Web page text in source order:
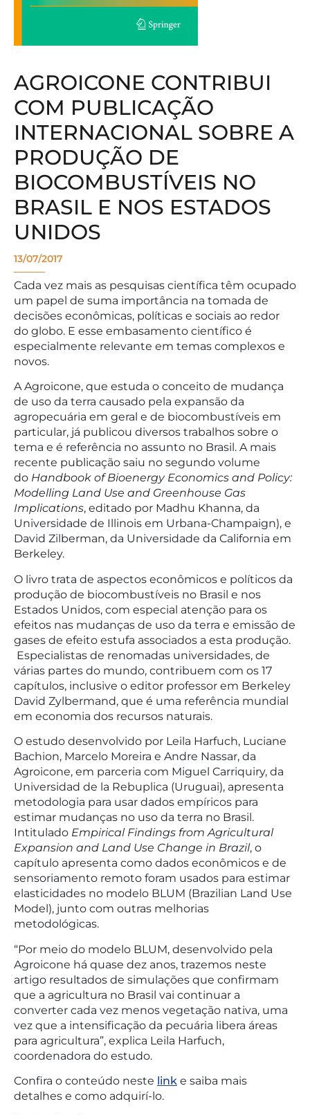
AGROICONE CONTRIBUI
COM PUBLICAÇÃO
INTERNACIONAL SOBRE A
PRODUÇÃO DE
BIOCOMBUSTÍVEIS NO
BRASIL E NOS ESTADOS
UNIDOS
13/07/2017
Cada vez mais as pesquisas científica têm ocupado
um papel de suma importância na tomada de
decisões econômicas, políticas e sociais ao redor
do globo. E esse embasamento científico é
especialmente relevante em temas complexos e
novos.
A Agroicone, que estuda o conceito de mudança
de uso da terra causado pela expansão da
agropecuária em geral e de biocombustíveis em
particular, já publicou diversos trabalhos sobre o
tema e é referência no assunto no Brasil. A mais
recente publicação saiu no segundo volume
do Handbook of Bioenergy Economics and Policy:
Modelling Land Use and Greenhouse Gas
Implications, editado por Madhu Khanna, da
Universidade de Illinois em Urbana-Champaign), e
David Zilberman, da Universidade da California em
Berkeley.
O livro trata de aspectos econômicos e políticos da
produção de biocombustíveis no Brasil e nos
Estados Unidos, com especial atenção para os
efeitos nas mudanças de uso da terra e emissão de
gases de efeito estufa associados a esta produção.
Especialistas de renomadas universidades, de
várias partes do mundo, contribuem com os 17
capítulos, inclusive o editor professor em Berkeley
David Zylbermand, que é uma referência mundial
em economia dos recursos naturais.
O estudo desenvolvido por Leila Harfuch, Luciane
Bachion, Marcelo Moreira e Andre Nassar, da
Agroicone, em parceria com Miguel Carriquiry, da
Universidad de la Rebuplica (Uruguai), apresenta
metodologia para usar dados empíricos para
estimar mudanças no uso da terra no Brasil.
Intitulado Empirical Findings from Agricultural
Expansion and Land Use Change in Brazil, o
capítulo apresenta como dados econômicos e de
sensoriamento remoto foram usados para estimar
elasticidades no modelo BLUM (Brazilian Land Use
Model), junto com outras melhorias
metodológicas.
“Por meio do modelo BLUM, desenvolvido pela
Agroicone há quase dez anos, trazemos neste
artigo resultados de simulações que confirmam
que a agricultura no Brasil vai continuar a
converter cada vez menos vegetação nativa, uma
vez que a intensificação da pecuária libera áreas
para agricultura”, explica Leila Harfuch,
coordenadora do estudo.
Confira o conteúdo neste link e saiba mais
detalhes e como adquirí-lo.